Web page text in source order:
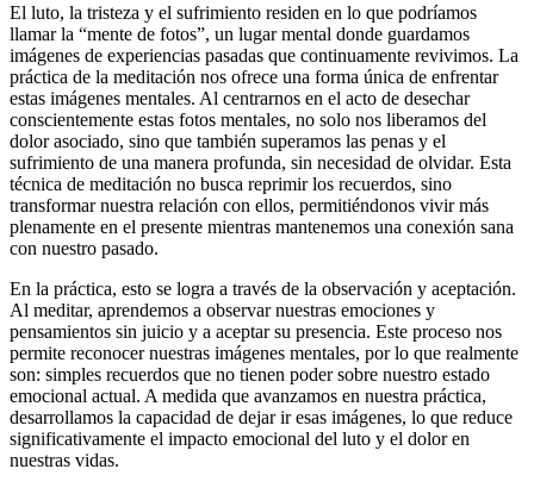
El luto, la tristeza y el sufrimiento residen en lo que podríamos
llamar la “mente de fotos”, un lugar mental donde guardamos
imágenes de experiencias pasadas que continuamente revivimos. La
práctica de la meditación nos ofrece una forma única de enfrentar
estas imágenes mentales. Al centrarnos en el acto de desechar
conscientemente estas fotos mentales, no solo nos liberamos del
dolor asociado, sino que también superamos las penas y el
sufrimiento de una manera profunda, sin necesidad de olvidar. Esta
técnica de meditación no busca reprimir los recuerdos, sino
transformar nuestra relación con ellos, permitiéndonos vivir más
plenamente en el presente mientras mantenemos una conexión sana
con nuestro pasado.
En la práctica, esto se logra a través de la observación y aceptación.
Al meditar, aprendemos a observar nuestras emociones y
pensamientos sin juicio y a aceptar su presencia. Este proceso nos
permite reconocer nuestras imágenes mentales, por lo que realmente
son: simples recuerdos que no tienen poder sobre nuestro estado
emocional actual. A medida que avanzamos en nuestra práctica,
desarrollamos la capacidad de dejar ir esas imágenes, lo que reduce
significativamente el impacto emocional del luto y el dolor en
nuestras vidas.